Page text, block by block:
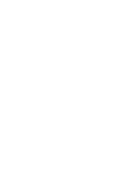
recept
nytt, eller ta bort något av